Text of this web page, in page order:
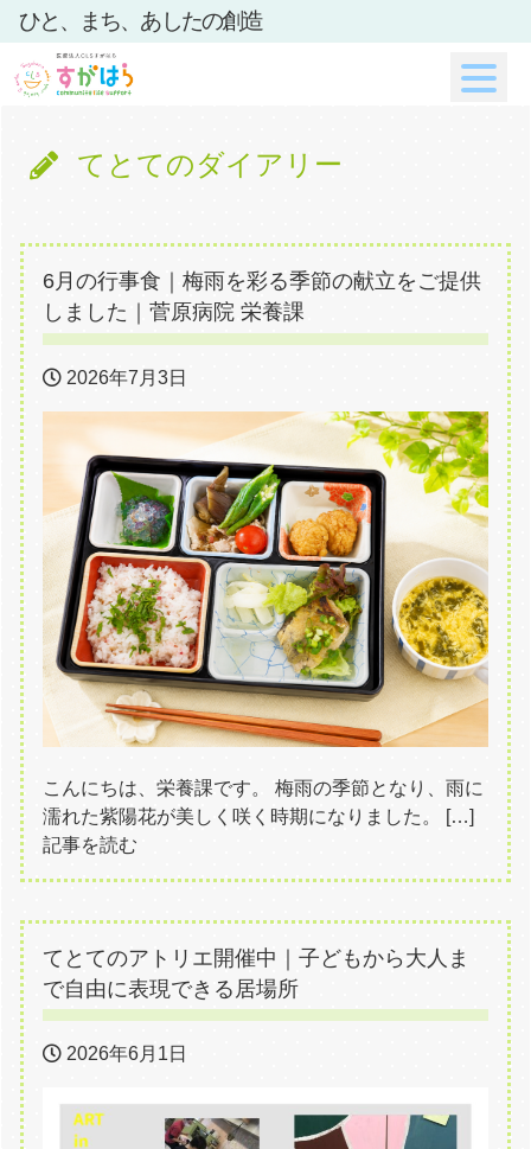
ひと、まち、あしたの創造
てとてのダイアリー
6月の行事食｜梅雨を彩る季節の献立をご提供
しました｜菅原病院 栄養課
2026年7月3日
こんにちは、栄養課です。 梅雨の季節となり、雨に
濡れた紫陽花が美しく咲く時期になりました。 […]
記事を読む
てとてのアトリエ開催中｜子どもから大人ま
で自由に表現できる居場所
2026年6月1日